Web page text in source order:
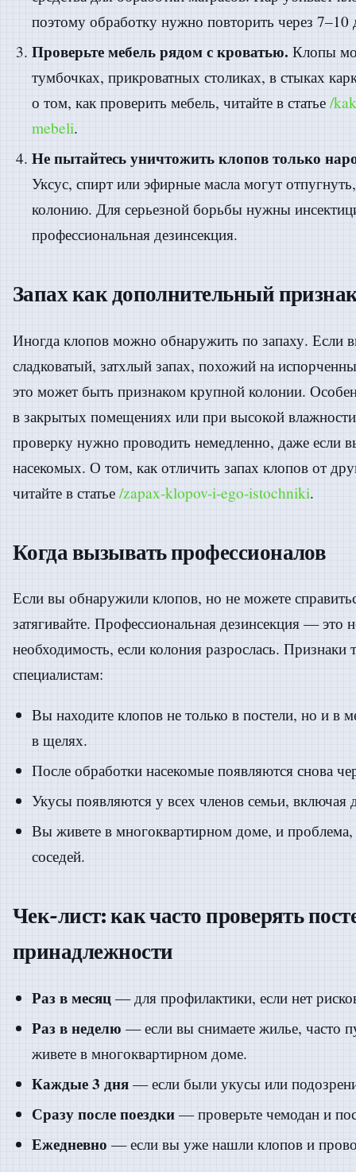
поэтому обработку нужно повторить через 7–10
Проверьте мебель рядом с кроватью. Клопы
тумбочках, прикроватных столиках, в стыках
о том, как проверить мебель, читайте в статье /
mebeli.
Не пытайтесь уничтожить клопов только
Уксус, спирт или эфирные масла могут
колонию. Для серьезной борьбы нужны
профессиональная дезинсекция.
Запах как дополнительный
Иногда клопов можно обнаружить по запаху. Если
сладковатый, затхлый запах, похожий на
это может быть признаком крупной колонии.
в закрытых помещениях или при высокой
проверку нужно проводить немедленно, даже если
насекомых. О том, как отличить запах клопов от
читайте в статье /zapax-klopov-i-ego-istochniki.
Когда вызывать профессионалов
Если вы обнаружили клопов, но не можете
затягивайте. Профессиональная дезинсекция — это
необходимость, если колония разрослась. Признаки
специалистам:
Вы находите клопов не только в постели, но и в
в щелях.
После обработки насекомые появляются снова
Укусы появляются у всех членов семьи, включая
Вы живете в многоквартирном доме, и проблема,
соседей.
Чек-лист: как часто проверять
принадлежности
Раз в месяц — для профилактики, если нет
Раз в неделю — если вы снимаете жилье, часто
живете в многоквартирном доме.
Каждые 3 дня — если были укусы или
Сразу после поездки — проверьте чемодан и
Ежедневно — если вы уже нашли клопов и